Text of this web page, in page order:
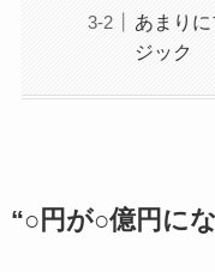
あまり
ジック
“○円が○億円に